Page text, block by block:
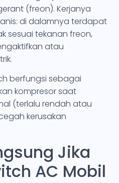
(freon). Kerjanya
di dalamnya terdapat
sesuai tekanan freon,
atau
berfungsi sebagai
kompresor saat
(terlalu rendah atau
kerusakan
Jika
AC Mobil